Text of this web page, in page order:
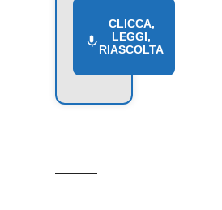
CLICCA,
LEGGI,
RIASCOLTA